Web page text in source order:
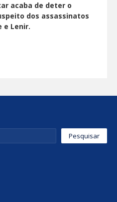
acaba de deter o
dos assassinatos
e Lenir.